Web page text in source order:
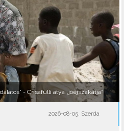
- Crisafulli atya „jóéjszakátja”
2026-08-05, Szerda